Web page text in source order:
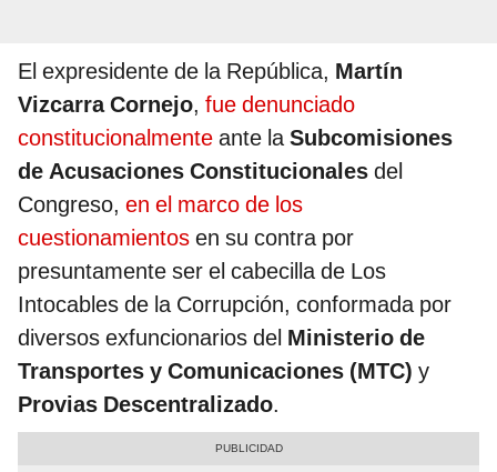
El expresidente de la República, Martín
Vizcarra Cornejo, fue denunciado
constitucionalmente ante laSubcomisiones
de Acusaciones Constitucionales del
Congreso, en el marco de los
cuestionamientos en su contra por
presuntamente ser el cabecilla de Los
Intocables de la Corrupción, conformada por
diversos exfuncionarios del Ministerio de
Transportes y Comunicaciones (MTC) y
Provias Descentralizado.